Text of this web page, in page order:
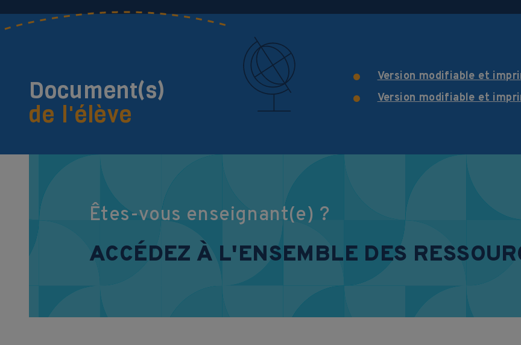
Document(s)
de l'élève
Version modifiable et
Version modifiable et
Êtes-vous enseignant(e) ?
ACCÉDEZ À L'ENSEMBLE DES